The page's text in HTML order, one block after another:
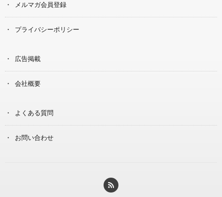
メルマガ会員登録
プライバシーポリシー
広告掲載
会社概要
よくある質問
お問い合わせ